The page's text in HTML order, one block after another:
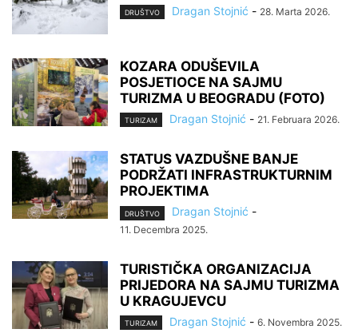
DRUŠTVO Dragan Stojnić - 28. Marta 2026.
KOZARA ODUŠEVILA
POSJETIOCE NA SAJMU
TURIZMA U BEOGRADU (FOTO)
TURIZAM Dragan Stojnić - 21. Februara 2026.
STATUS VAZDUŠNE BANJE
PODRŽATI INFRASTRUKTURNIM
PROJEKTIMA
DRUŠTVO Dragan Stojnić -
11. Decembra 2025.
TURISTIČKA ORGANIZACIJA
PRIJEDORA NA SAJMU TURIZMA
U KRAGUJEVCU
TURIZAM Dragan Stojnić - 6. Novembra 2025.